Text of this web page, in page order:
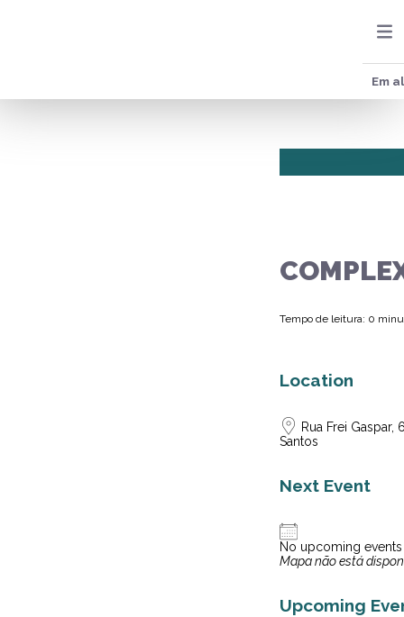
Em
Tempo de leitura: 0
Location
Rua Frei
Santos
Next Event
No upcoming events
Mapa não está
Upcoming